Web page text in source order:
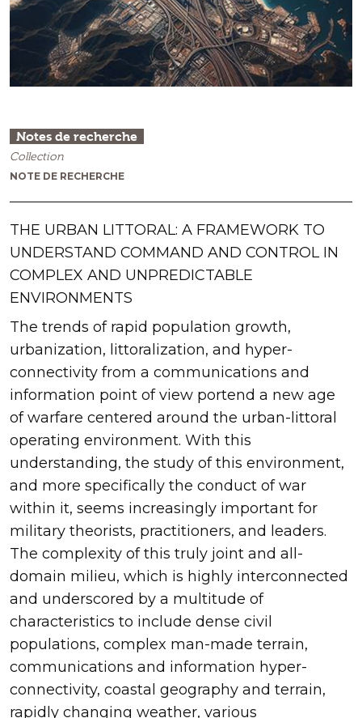
Notes de recherche
Collection
NOTE DE RECHERCHE
THE URBAN LITTORAL: A FRAMEWORK TO
UNDERSTAND COMMAND AND CONTROL IN
COMPLEX AND UNPREDICTABLE
ENVIRONMENTS
The trends of rapid population growth,
urbanization, littoralization, and hyper-
connectivity from a communications and
information point of view portend a new age
of warfare centered around the urban-littoral
operating environment. With this
understanding, the study of this environment,
and more specifically the conduct of war
within it, seems increasingly important for
military theorists, practitioners, and leaders.
The complexity of this truly joint and all-
domain milieu, which is highly interconnected
and underscored by a multitude of
characteristics to include dense civil
populations, complex man-made terrain,
communications and information hyper-
connectivity, coastal geography and terrain,
rapidly changing weather, various